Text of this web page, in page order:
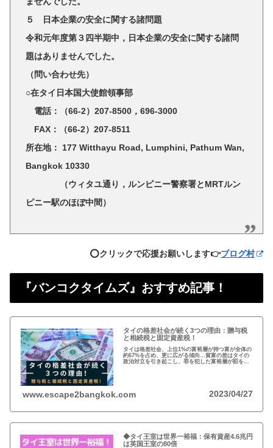
５ 日本企業の安全に関する諸問題
令和元年度第３四半期中，日本企業の安全に関する諸問
題はありませんでした。
（問い合わせ先）
○在タイ日本国大使館領事部
電話：（66-2）207-8500，696-3000
FAX：（66-2）207-8511
所在地： 177 Witthayu Road, Lumphini, Pathum Wan,
Bangkok 10330
（ウィタユ通り，ルンピニー警察署とMRTルン
ピニー駅のほぼ中間）
⭕️クリックで応援お願いします👉ブログ村
『バンコクタイムズ』おすすめ記事！
タイの格差社会が続く3つの理由：贈与税
と相続税と固定資産税！
タイは格差社会、上位1%の富裕層が持つ富が全体の
約67%を占め、更に広がる傾向…貧富の差はタイの
政治対立を引き起こし、罪を犯した富裕層が罰を免
www.escape2bangkok.com 2023/04/27
◆タイ王室は世界一裕福：保有資産4.6兆円
は英国王室の80倍